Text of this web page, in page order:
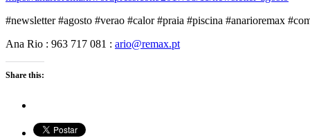
#newsletter #agosto #verao #calor #praia #piscina #anarioremax
Ana Rio : 963 717 081 : ario@remax.pt
Share this: